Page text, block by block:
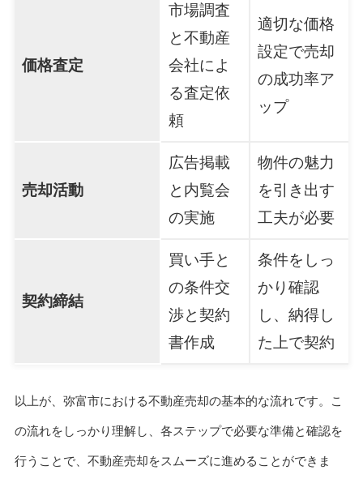
価格査定
市場調査
と不動産
会社によ
る査定依
頼
適切な価格
設定で売却
の成功率ア
ップ
売却活動
広告掲載
と内覧会
の実施
物件の魅力
を引き出す
工夫が必要
契約締結
買い手と
の条件交
渉と契約
書作成
条件をしっ
かり確認
し、納得し
た上で契約
以上が、弥富市における不動産売却の基本的な流れです。こ
の流れをしっかり理解し、各ステップで必要な準備と確認を
行うことで、不動産売却をスムーズに進めることができま